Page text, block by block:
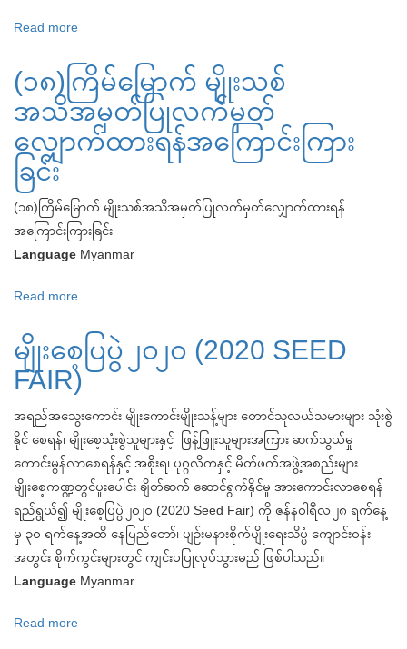
Read more
မြောက်
မျိုးစေ့
ကျွမ်းကျင်
မှု
သို့
မျိုး
သစ်
လျှောက်ထား
ရန်
အကြောင်းကြား
(၁၈)ကြိမ်မြောက် မျိုးသစ်
အသိအမှတ်ပြုလက်မှတ်
လျှောက်ထားရန်အကြောင်းကြား
ခြင်း
(၁၈)ကြိမ်မြောက် မျိုးသစ်အသိအမှတ်ပြုလက်မှတ်လျှောက်ထားရန်
အကြောင်းကြားခြင်း
Language Myanmar
Read more
မြောက်
မျိုး
သစ်
အသိအမှတ်ပြု
လက်မှတ်
လျှောက်ထား
ရန်
အကြောင်းကြား
ခြင်း
မျိုးစေ့ပြပွဲ ၂၀၂၀ (2020 SEED
FAIR)
အရည်အသွေးကောင်း မျိုးကောင်းမျိုးသန့်များ တောင်သူလယ်သမားများ သုံးစွဲ
နိုင် စေရန်၊ မျိုးစေ့သုံးစွဲသူများနှင့် ဖြန့်ဖြူးသူများအကြား ဆက်သွယ်မှု
ကောင်းမွန်လာစေရန်နှင့် အစိုးရ၊ ပုဂ္ဂလိကနှင့် မိတ်ဖက်အဖွဲ့အစည်းများ
မျိုးစေ့ကဏ္ဍတွင်ပူးပေါင်း ချိတ်ဆက် ဆောင်ရွက်နိုင်မှု အားကောင်းလာစေရန်
ရည်ရွယ်၍ မျိုးစေ့ပြပွဲ ၂၀၂၀ (2020 Seed Fair) ကို ဇန်နဝါရီလ ၂၈ ရက်နေ့
မှ ၃၀ ရက်နေ့အထိ နေပြည်တော်၊ ပျဉ်းမနားစိုက်ပျိုးရေးသိပ္ပံ ကျောင်းဝန်း
အတွင်း စိုက်ကွင်းများတွင် ကျင်းပပြုလုပ်သွားမည် ဖြစ်ပါသည်။
Language Myanmar
Read more